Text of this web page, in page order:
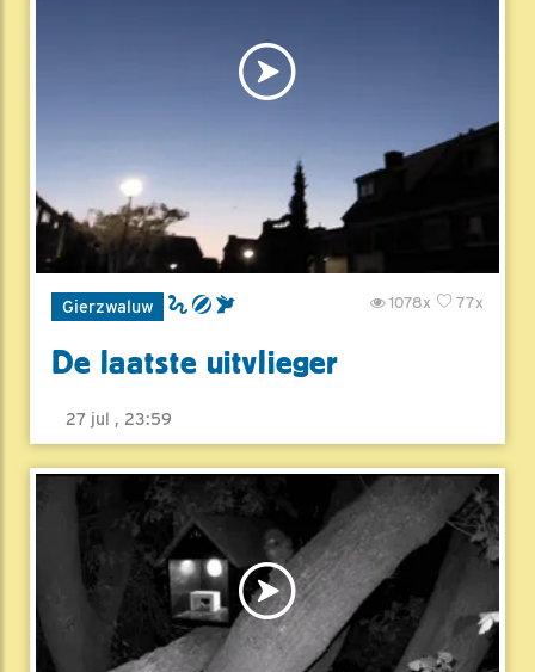
Gierzwaluw 77x
1078x
De laatste uitvlieger
27 jul , 23:59